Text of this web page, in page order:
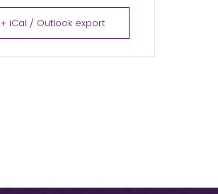
+ iCal / Outlook export